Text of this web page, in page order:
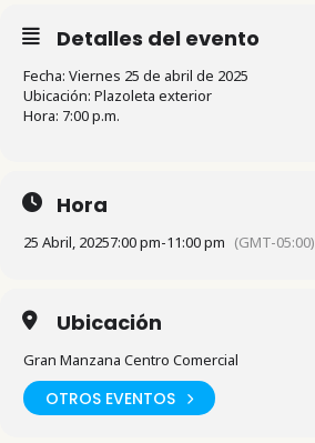
Detalles del evento
Fecha: Viernes 25 de abril de 2025
Ubicación: Plazoleta exterior
Hora: 7:00 p.m.
Hora
25 Abril, 20257:00 pm-11:00 pm (GMT-05:00)
Ubicación
Gran Manzana Centro Comercial
OTROS EVENTOS